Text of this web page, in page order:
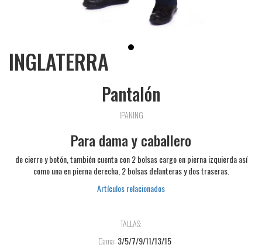
INGLATERRA
Pantalón
IPANING
Para dama y caballero
de cierre y botón, también cuenta con 2 bolsas cargo en pierna izquierda así
como una en pierna derecha, 2 bolsas delanteras y dos traseras.
Artículos relacionados
TALLAS:
Dama: 3/5/7/9/11/13/15